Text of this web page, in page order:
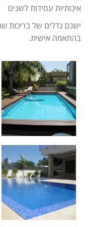
איכותיות עמידות לשנים
ישנם גדלים של בריכות
בהתאמה אישית.